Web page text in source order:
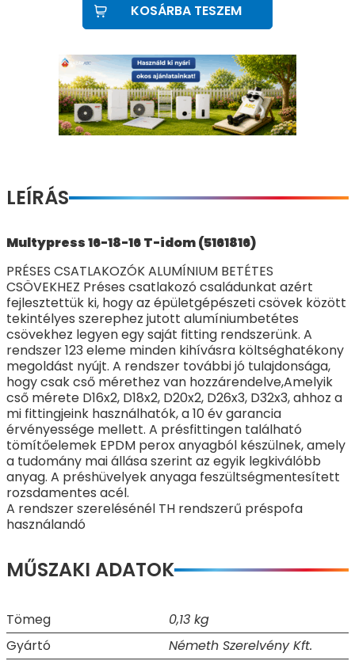
KOSÁRBA TESZEM
LEÍRÁS
Multypress 16-18-16 T-idom (5161816)
PRÉSES CSATLAKOZÓK ALUMÍNIUM BETÉTES
CSÖVEKHEZ Préses csatlakozó családunkat azért
fejlesztettük ki, hogy az épületgépészeti csövek között
tekintélyes szerephez jutott alumíniumbetétes
csövekhez legyen egy saját fitting rendszerünk. A
rendszer 123 eleme minden kihívásra költséghatékony
megoldást nyújt. A rendszer további jó tulajdonsága,
hogy csak cső mérethez van hozzárendelve,Amelyik
cső mérete D16x2, D18x2, D20x2, D26x3, D32x3, ahhoz a
mi fittingjeink használhatók, a 10 év garancia
érvényessége mellett. A présfittingen található
tömítőelemek EPDM perox anyagból készülnek, amely
a tudomány mai állása szerint az egyik legkiválóbb
anyag. A préshüvelyek anyaga feszültségmentesített
rozsdamentes acél.
A rendszer szerelésénél TH rendszerű préspofa
használandó
MŰSZAKI ADATOK
Tömeg
0,13 kg
Gyártó
Németh Szerelvény Kft.